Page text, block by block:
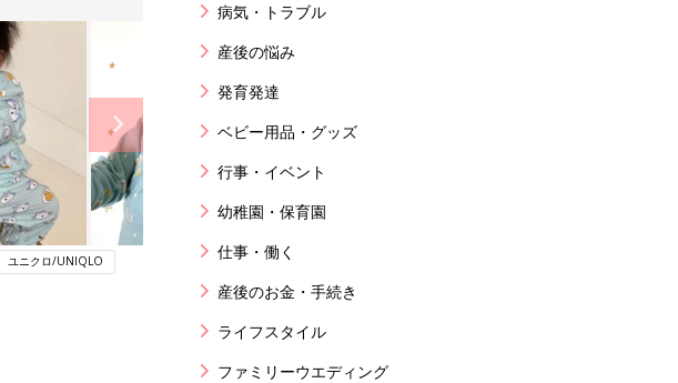
ユニクロ/UNIQLO
病気・トラブル
産後の悩み
発育発達
ベビー用品・グッズ
行事・イベント
幼稚園・保育園
仕事・働く
産後のお金・手続き
ライフスタイル
ファミリーウエディング